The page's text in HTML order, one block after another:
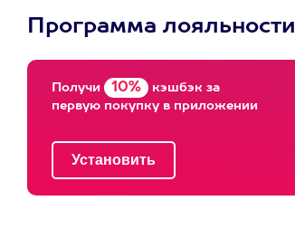
Программа лояльности
Получи 10% кэшбэк за
первую покупку в приложении